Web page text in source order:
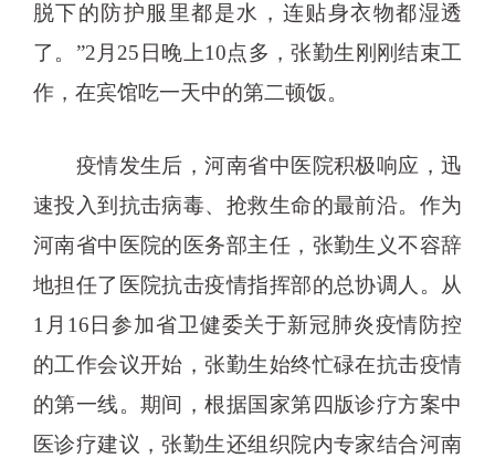
脱下的防护服里都是水，连贴身衣物都湿透
了。”2月25日晚上10点多，张勤生刚刚结束工
作，在宾馆吃一天中的第二顿饭。
疫情发生后，河南省中医院积极响应，迅
速投入到抗击病毒、抢救生命的最前沿。作为
河南省中医院的医务部主任，张勤生义不容辞
地担任了医院抗击疫情指挥部的总协调人。从
1月16日参加省卫健委关于新冠肺炎疫情防控
的工作会议开始，张勤生始终忙碌在抗击疫情
的第一线。期间，根据国家第四版诊疗方案中
医诊疗建议，张勤生还组织院内专家结合河南